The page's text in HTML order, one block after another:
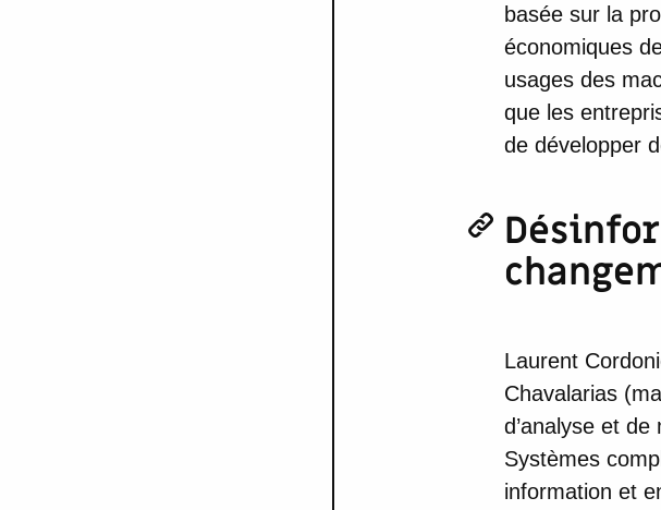
basée sur la
économiques
usages des
que les
de développer
Laurent
Chavalarias
d’analyse et de
Systèmes
information et